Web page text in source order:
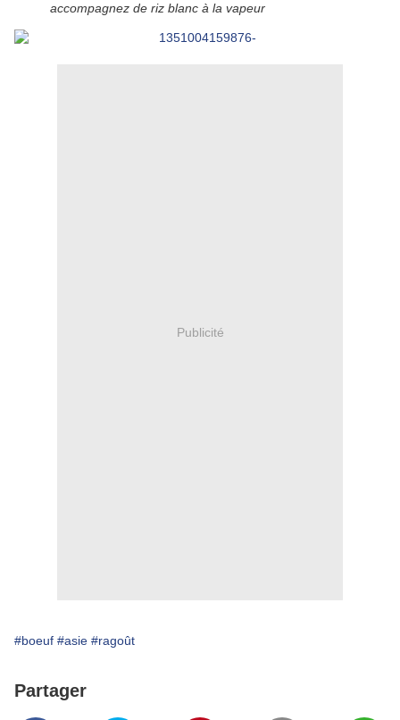
accompagnez de riz blanc à la vapeur
Publicité
#boeuf #asie #ragoût
Partager